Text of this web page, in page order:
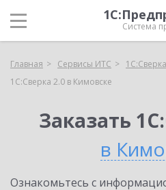
Система
Главная Сервисы ИТС
1С:Сверка 2.0 в Кимовске
Заказать
в
Ознакомьтесь с